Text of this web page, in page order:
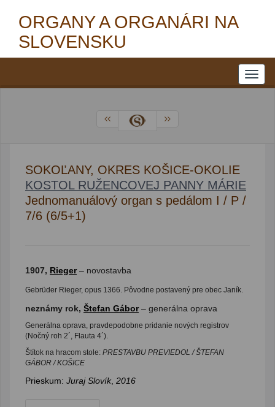
ORGANY A ORGANÁRI NA
SLOVENSKU
SOKOĽANY, OKRES KOŠICE-OKOLIE
KOSTOL RUŽENCOVEJ PANNY MÁRIE
Jednomanuálový organ s pedálom I / P /
7/6 (6/5+1)
1907, Rieger– novostavba
Gebrüder Rieger, opus 1366. Pôvodne postavený pre obec Janík.
neznámy rok, Štefan Gábor– generálna oprava
Generálna oprava, pravdepodobne pridanie nových registrov
(Nočný roh 2´, Flauta 4´).
Štítok na hracom stole: PRESTAVBU PREVIEDOL / ŠTEFAN
GÁBOR / KOŠICE
Prieskum: Juraj Slovík 2016